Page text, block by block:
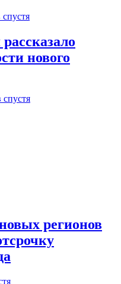
спустя
нового
спустя
регионов